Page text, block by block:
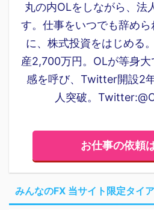
丸の内OLをしながら、法
す。仕事をいつでも辞め
に、株式投資をはじめる
産2,700万円。OLが等身
感を呼び、Twitter開設2
人突破。
お仕事の依頼
みんなのFX 当サイト限定タイ